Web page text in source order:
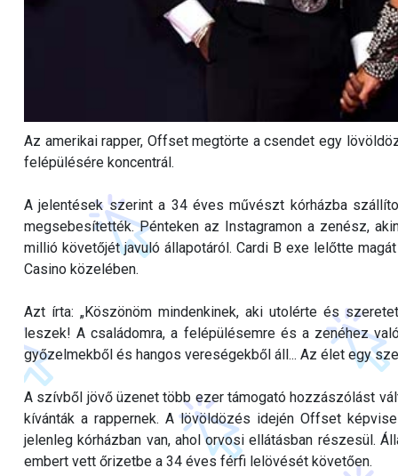
Az amerikai rapper, Offset megtörte a csendet egy
felépülésére koncentrál.
A jelentések szerint a 34 éves művészt kórházba
megsebesítették. Pénteken az Instagramon a zenész,
millió követőjét javuló állapotáról. Cardi B exe lelőtte
Casino közelében.
Azt írta: „Köszönöm mindenkinek, aki utolérte és
leszek! A családomra, a felépülésemre és a zenéhez
győzelmekből és hangos vereségekből áll... Az élet egy
A szívből jövő üzenet több ezer támogató hozzászólást
kívánták a rappernek. A lövöldözés idején Offset
jelenleg kórházban van, ahol orvosi ellátásban részesül.
embert vett őrizetbe a 34 éves férfi lelövését követően.